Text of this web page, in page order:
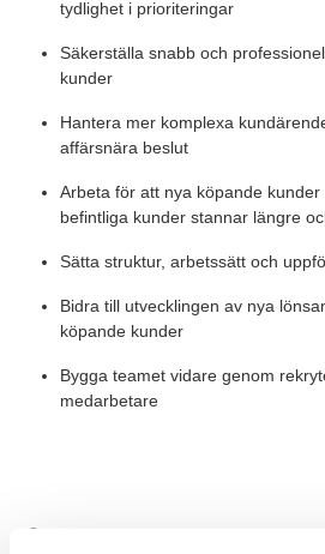
tydlighet i prioriteringar
Säkerställa snabb och
kunder
Hantera mer komplexa
affärsnära beslut
Arbeta för att nya köpande
befintliga kunder stannar längre
Sätta struktur, arbetssätt och
Bidra till utvecklingen av nya
köpande kunder
Bygga teamet vidare genom
medarbetare